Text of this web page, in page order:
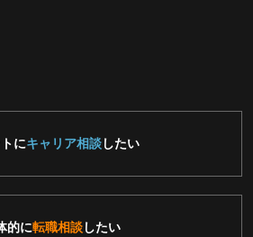
にキャリア相談したい
的に転職相談したい